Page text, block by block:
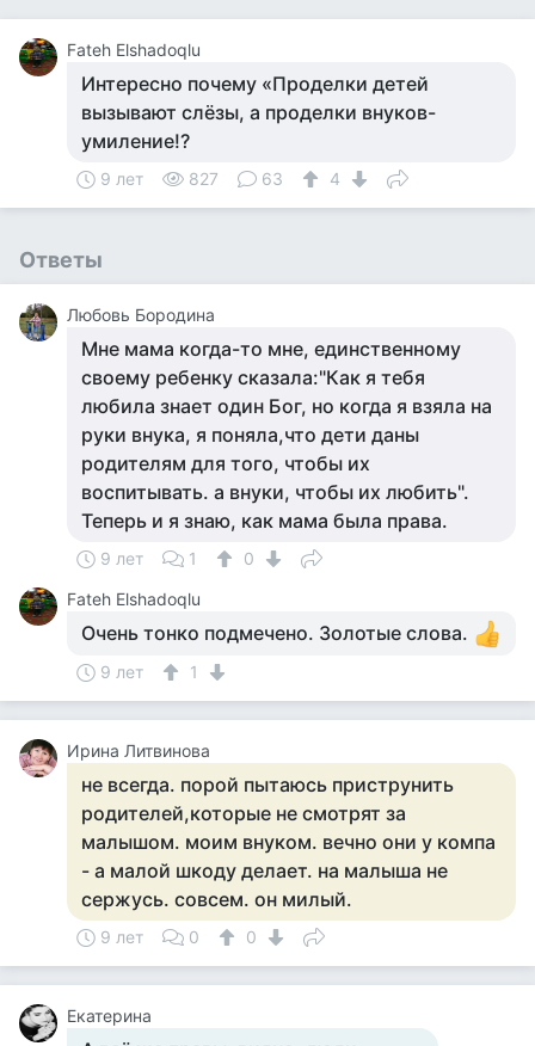
Fateh Elshadoqlu
Интересно почему «Проделки детей
вызывают слёзы, а проделки внуков-
умиление!?
9 лет 827 63 4
Ответы
Любовь Бородина
Мне мама когда-то мне, единственному
своему ребенку сказала:"Как я тебя
любила знает один Бог, но когда я взяла на
руки внука, я поняла,что дети даны
родителям для того, чтобы их
воспитывать. а внуки, чтобы их любить".
Теперь и я знаю, как мама была права.
9 лет 1
0
Fateh Elshadoqlu
Очень тонко подмечено. Золотые слова.
9 лет 1
Ирина Литвинова
не всегда. порой пытаюсь приструнить
родителей,которые не смотрят за
малышом. моим внуком. вечно они у компа
- а малой шкоду делает. на малыша не
сержусь. совсем. он милый.
9 лет 0 0
Екатерина